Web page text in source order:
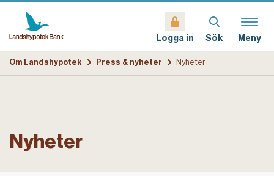
Logga in Sök Meny
Om Landshypotek Press & nyheter Nyheter
Nyheter